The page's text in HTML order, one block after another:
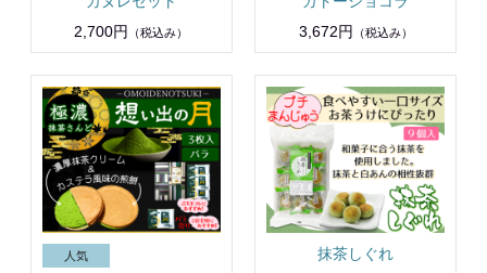
2,700円
（税込み）
3,672円
（税込み）
抹茶しぐれ